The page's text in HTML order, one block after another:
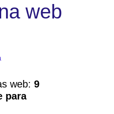
web
web:9
para